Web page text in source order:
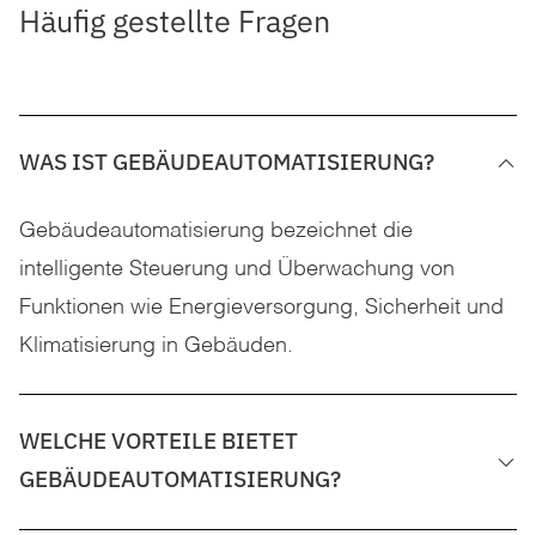
Häufig gestellte Fragen
WAS IST GEBÄUDEAUTOMATISIERUNG?
Gebäudeautomatisierung bezeichnet die
intelligente Steuerung und Überwachung von
Funktionen wie Energieversorgung, Sicherheit und
Klimatisierung in Gebäuden.
WELCHE VORTEILE BIETET
GEBÄUDEAUTOMATISIERUNG?